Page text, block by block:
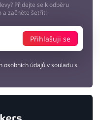
Přidejte se k odběru
a začněte šetřit!
Přihlašuji se
osobních údajů v souladu s